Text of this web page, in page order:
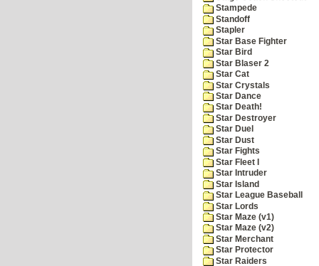
Stampede
Standoff
Stapler
Star Base Fighter
Star Bird
Star Blaser 2
Star Cat
Star Crystals
Star Dance
Star Death!
Star Destroyer
Star Duel
Star Dust
Star Fights
Star Fleet I
Star Intruder
Star Island
Star League Baseball
Star Lords
Star Maze (v1)
Star Maze (v2)
Star Merchant
Star Protector
Star Raiders